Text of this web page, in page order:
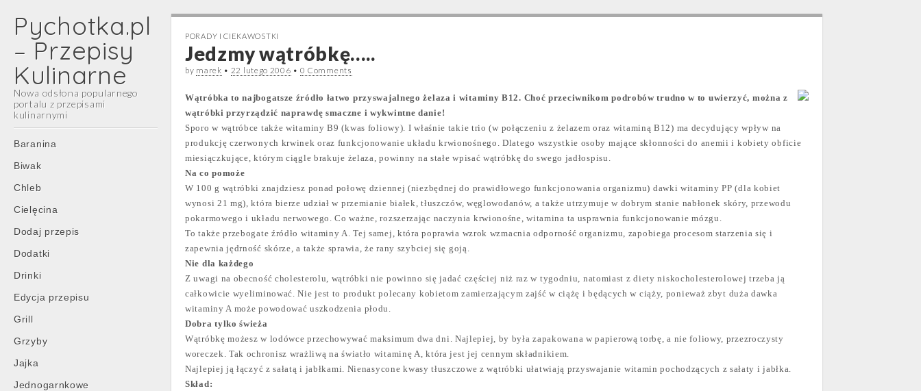
Pychotka.pl
– Przepisy
Kulinarne
Nowa odsłona popularnego
portalu z przepisami
kulinarnymi
Main
menu
Skip
content
Baranina
Biwak
Chleb
Cielęcina
Dodaj przepis
Dodatki
Drinki
Edycja przepisu
Grill
Grzyby
Jajka
Jednogarnkowe
PORADY I CIEKAWOSTKI
Jedzmy wątróbkę…..
by marek • 22 lutego 2006 • 0 Comments
Wątróbka to najbogatsze źródło łatwo przyswajalnego żelaza i witaminy B12. Choć przeciwnikom podrobów trudno w to uwierzyć, można z
wątróbki przyrządzić naprawdę smaczne i wykwintne danie!
Sporo w wątróbce także witaminy B9 (kwas foliowy). I właśnie takie trio (w połączeniu z żelazem oraz witaminą B12) ma decydujący wpływ na
produkcję czerwonych krwinek oraz funkcjonowanie układu krwionośnego. Dlatego wszystkie osoby mające skłonności do anemii i kobiety obficie
miesiączkujące, którym ciągle brakuje żelaza, powinny na stałe wpisać wątróbkę do swego jadłospisu.
Na co pomoże
W 100 g wątróbki znajdziesz ponad połowę dziennej (niezbędnej do prawidłowego funkcjonowania organizmu) dawki witaminy PP (dla kobiet
wynosi 21 mg), która bierze udział w przemianie białek, tłuszczów, węglowodanów, a także utrzymuje w dobrym stanie nabłonek skóry, przewodu
pokarmowego i układu nerwowego. Co ważne, rozszerzając naczynia krwionośne, witamina ta usprawnia funkcjonowanie mózgu.
To także przebogate źródło witaminy A. Tej samej, która poprawia wzrok wzmacnia odporność organizmu, zapobiega procesom starzenia się i
zapewnia jędrność skórze, a także sprawia, że rany szybciej się goją.
Nie dla każdego
Z uwagi na obecność cholesterolu, wątróbki nie powinno się jadać częściej niż raz w tygodniu, natomiast z diety niskocholesterolowej trzeba ją
całkowicie wyeliminować. Nie jest to produkt polecany kobietom zamierzającym zajść w ciążę i będących w ciąży, ponieważ zbyt duża dawka
witaminy A może powodować uszkodzenia płodu.
Dobra tylko świeża
Wątróbkę możesz w lodówce przechowywać maksimum dwa dni. Najlepiej, by była zapakowana w papierową torbę, a nie foliowy, przezroczysty
woreczek. Tak ochronisz wrażliwą na światło witaminę A, która jest jej cennym składnikiem.
Najlepiej ją łączyć z sałatą i jabłkami. Nienasycone kwasy tłuszczowe z wątróbki ułatwiają przyswajanie witamin pochodzących z sałaty i jabłka.
Skład: